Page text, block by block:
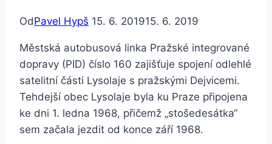
OdPavel Hypš 15. 6. 201915. 6. 2019
Městská autobusová linka Pražské integrované
dopravy (PID) číslo 160 zajišťuje spojení odlehlé
satelitní části Lysolaje s pražskými Dejvicemi.
Tehdejší obec Lysolaje byla ku Praze připojena
ke dni 1. ledna 1968, přičemž „stošedesátka“
sem začala jezdit od konce září 1968.